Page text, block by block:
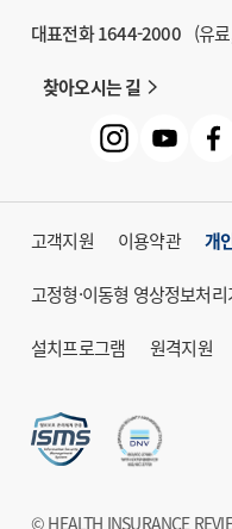
대표전화 1644-2000 (유
찾아오시는 길
고객지원 이용약관 개
고정형·이동형 영상정보처
설치프로그램 원격지원
© HEALTH INSURANCE